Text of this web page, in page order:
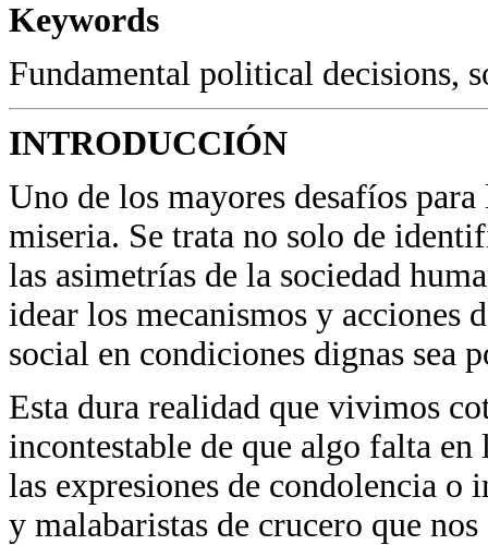
Keywords
Fundamental political decisions,
INTRODUCCIÓN
Uno de los mayores desafíos
miseria. Se trata no solo de
las asimetrías de la sociedad
idear los mecanismos y acciones
social en condiciones dignas sea
Esta dura realidad que vivimos
incontestable de que algo falta
las expresiones de condolencia o
y malabaristas de crucero que